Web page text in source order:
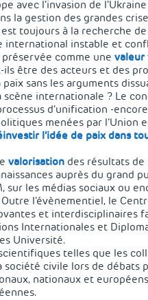
l’invasion de
la gestion des grandes
toujours à la recherche
international instable et
comme une valeur
être des acteurs et des
sans les arguments
internationale ? Le
d’unification -
menées par l’Union
l’idée de paix dans
valorisation des résultats
auprès du grand
les médias sociaux ou
l’évènementiel, le
et interdisciplinaires
Internationales et
Université.
telles que les
société civile lors de débats
nationaux et